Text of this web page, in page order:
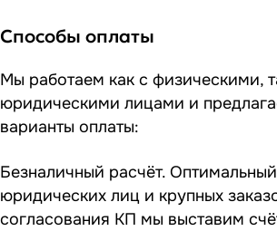
Способы оплаты
Мы работаем как с физическими,
юридическими лицами и
варианты оплаты:
Безналичный расчёт.
юридических лиц и крупных
согласования КП мы выставим